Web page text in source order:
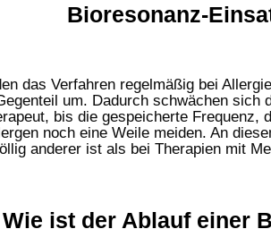
Bioresonanz-
das Verfahren regelmäßig bei
um. Dadurch schwächen sich
bis die gespeicherte
noch eine Weile meiden. An
anderer ist als bei Therapien mit
Wie ist der Ablauf einer